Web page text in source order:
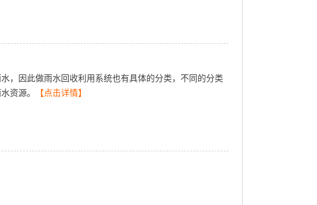
，因此做雨水回收利用系统也有具体的分类，不同的分类
资源。
【点击详情】